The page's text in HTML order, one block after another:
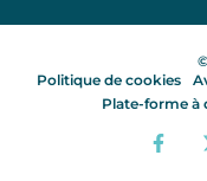
Politique de cookies
Plate-forme à